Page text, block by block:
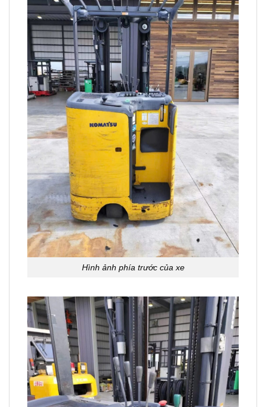
Hình ảnh phía trước của xe